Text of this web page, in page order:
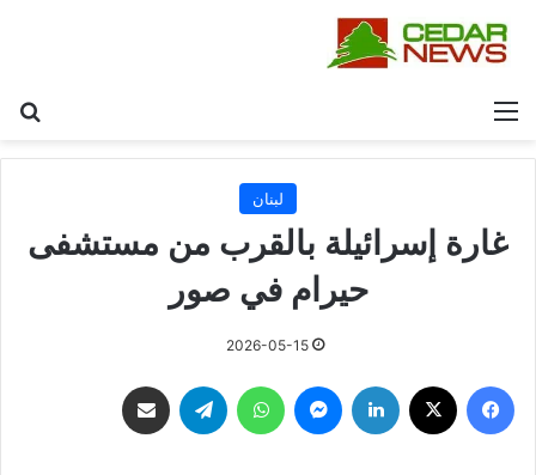
القائمة
لبنان
غارة إسرائيلة بالقرب من مستشفى
حيرام في صور
2026-05-15
فيسبوك لينكدإن ماسنجر واتساب تيلقرام